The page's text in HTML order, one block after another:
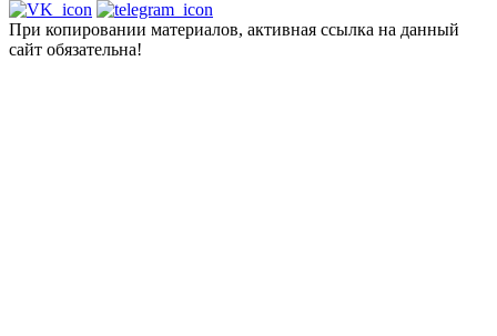
При копировании материалов, активная ссылка на данный
сайт обязательна!